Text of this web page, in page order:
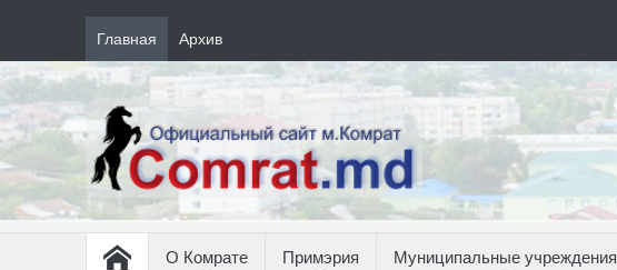
Главная Архив
О Комрате Примэрия Муниципальные учреждения